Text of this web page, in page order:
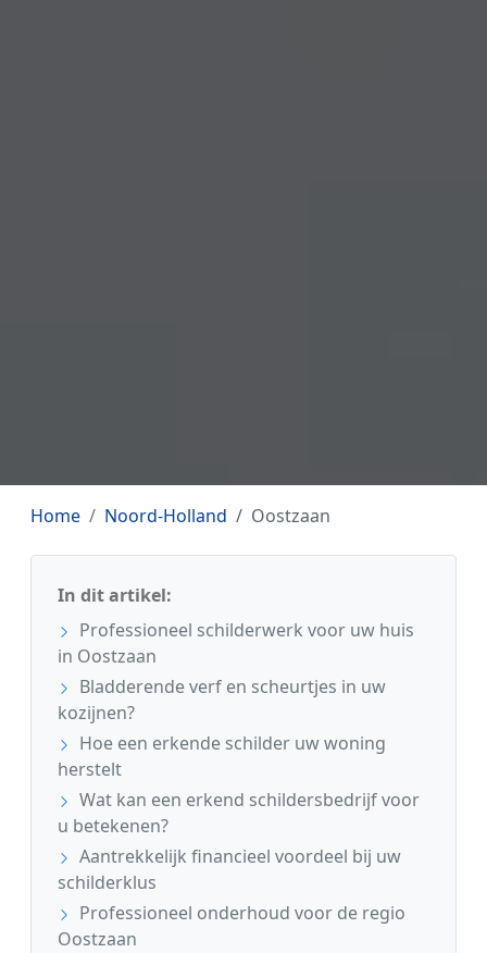
Home Noord-Holland Oostzaan
In dit artikel:
Professioneel schilderwerk voor uw huis
in Oostzaan
Bladderende verf en scheurtjes in uw
kozijnen?
Hoe een erkende schilder uw woning
herstelt
Wat kan een erkend schildersbedrijf voor
u betekenen?
Aantrekkelijk financieel voordeel bij uw
schilderklus
Professioneel onderhoud voor de regio
Oostzaan